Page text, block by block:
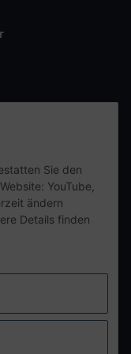
die
Sie den
YouTube,
ändern
Details finden